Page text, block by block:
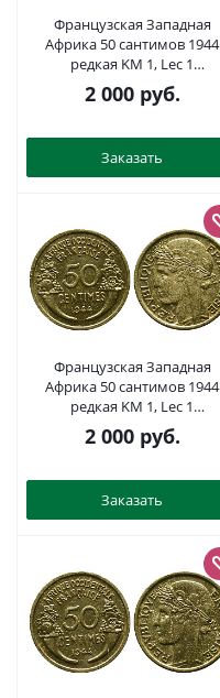
Французская Западная
Африка 50 сантимов 1944
редкая KM 1, Lec 1
алюминиевая бронза aUNC
4381-928
2 000руб.
Заказать
Французская Западная
Африка 50 сантимов 1944
редкая KM 1, Lec 1
алюминиевая бронза aUNC
4381-931
2 000руб.
Заказать